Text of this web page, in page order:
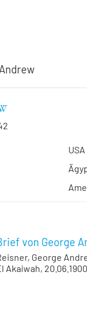
von George
George
Akaiwah, 20.06.1900